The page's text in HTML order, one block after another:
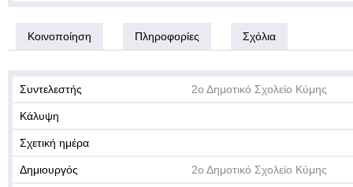
Κοινοποίηση Πληροφορίες Σχόλια
Συντελεστής 2ο Δημοτικό Σχολείο Κύμης
Κάλυψη
Σχετική ημέρα
Δημιουργός 2ο Δημοτικό Σχολείο Κύμης